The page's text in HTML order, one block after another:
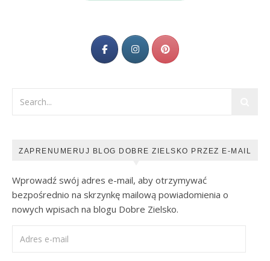
ZAPRENUMERUJ BLOG DOBRE ZIELSKO PRZEZ E-MAIL
Wprowadź swój adres e-mail, aby otrzymywać
bezpośrednio na skrzynkę mailową powiadomienia o
nowych wpisach na blogu Dobre Zielsko.